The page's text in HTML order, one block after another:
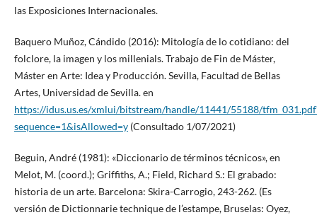
las Exposiciones Internacionales.
Baquero Muñoz, Cándido (2016): Mitología de lo cotidiano: del
folclore, la imagen y los millenials. Trabajo de Fin de Máster,
Máster en Arte: Idea y Producción. Sevilla, Facultad de Bellas
Artes, Universidad de Sevilla. en
https://idus.us.es/xmlui/bitstream/handle/11441/55188/
sequence=1&isAllowed=y(Consultado 1/07/2021)
Beguin, André (1981): «Diccionario de términos técnicos», en
Melot, M. (coord.); Griffiths, A.; Field, Richard S.: El grabado:
historia de un arte. Barcelona: Skira-Carrogio, 243-262. (Es
versión de Dictionnarie technique de l’estampe, Bruselas: Oyez,